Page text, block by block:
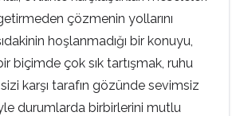
çözmenin yollarını
hoşlanmadığı bir konuyu,
biçimde çok sık tartışmak, ruhu
karşı tarafın gözünde sevimsiz
durumlarda birbirlerini mutlu